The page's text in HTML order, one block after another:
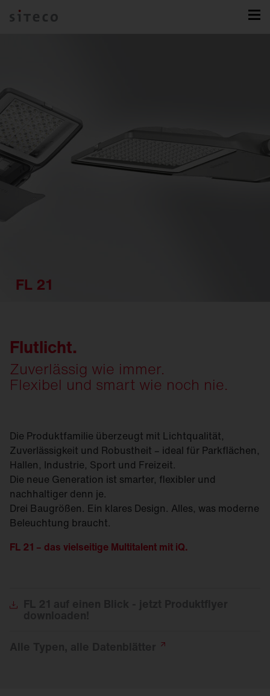
FL 21
Flutlicht.
Zuverlässig wie immer.
Flexibel und smart wie noch nie.
Die Produktfamilie überzeugt mit Lichtqualität,
Zuverlässigkeit und Robustheit – ideal für Parkflächen,
Hallen, Industrie, Sport und Freizeit.
Die neue Generation ist smarter, flexibler und
nachhaltiger denn je.
Drei Baugrößen. Ein klares Design. Alles, was moderne
Beleuchtung braucht.
FL 21 – das vielseitige Multitalent mit iQ.